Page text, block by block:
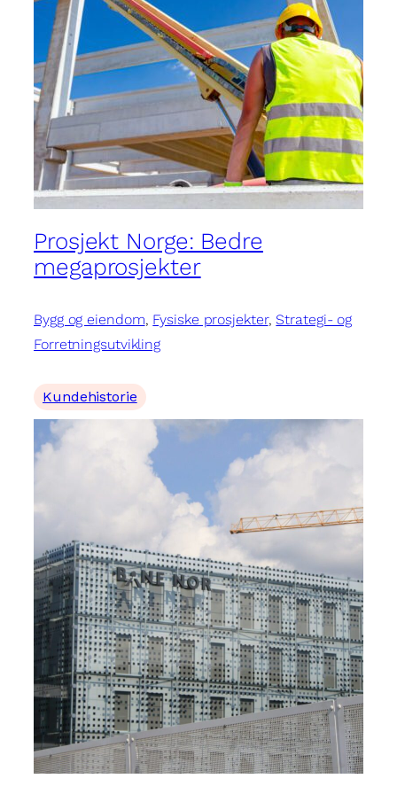
Prosjekt Norge: Bedre
megaprosjekter
Bygg og eiendom, Fysiske prosjekter, Strategi- og
Forretningsutvikling
Kundehistorie